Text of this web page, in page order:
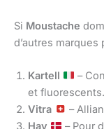
Si Moustache
d’autres
Kartell
–
et fluorescents.
Vitra
–
Hay
– Pour